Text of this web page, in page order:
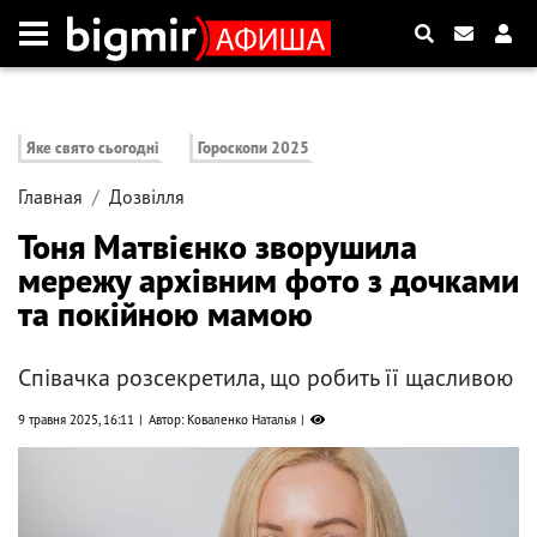
Яке свято сьогодні Гороскопи 2025
Главная Дозвілля
Тоня Матвієнко зворушила
мережу архівним фото з дочками
та покійною мамою
Співачка розсекретила, що робить її щасливою
9 травня 2025, 16:11 Автор: Коваленко Наталья